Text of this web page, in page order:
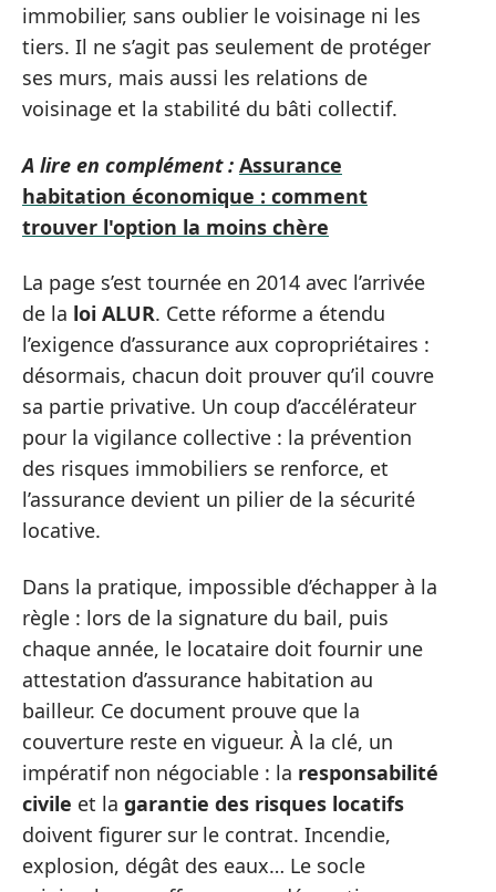
immobilier, sans oublier le voisinage ni les
tiers. Il ne s’agit pas seulement de protéger
ses murs, mais aussi les relations de
voisinage et la stabilité du bâti collectif.
A lire en complément : Assurance
habitation économique : comment
trouver l'option la moins chère
La page s’est tournée en 2014 avec l’arrivée
de la loi ALUR. Cette réforme a étendu
l’exigence d’assurance aux copropriétaires :
désormais, chacun doit prouver qu’il couvre
sa partie privative. Un coup d’accélérateur
pour la vigilance collective : la prévention
des risques immobiliers se renforce, et
l’assurance devient un pilier de la sécurité
locative.
Dans la pratique, impossible d’échapper à la
règle : lors de la signature du bail, puis
chaque année, le locataire doit fournir une
attestation d’assurance habitation au
bailleur. Ce document prouve que la
couverture reste en vigueur. À la clé, un
impératif non négociable : la responsabilité
civile et la garantie des risques locatifs
doivent figurer sur le contrat. Incendie,
explosion, dégât des eaux… Le socle